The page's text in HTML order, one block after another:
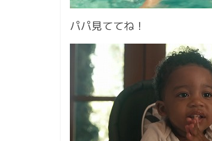
パパ見ててね！